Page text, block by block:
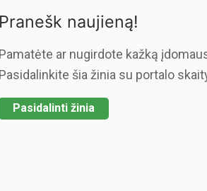
Pranešk naujieną!
Pamatėte ar nugirdote kažką
Pasidalinkite šia žinia su portalo
Pasidalinti žinia